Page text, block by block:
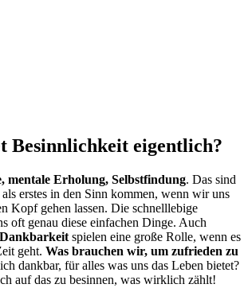
Besinnlichkeit eigentlich?
mentale Erholung, Selbstfindung. Das sind
erstes in den Sinn kommen, wenn wir uns
Kopf gehen lassen. Die schnelllebige
oft genau diese einfachen Dinge. Auch
spielen eine große Rolle, wenn es
geht. Was brauchen wir, um zufrieden zu
dankbar, für alles was uns das Leben bietet?
auf das zu besinnen, was wirklich zählt!